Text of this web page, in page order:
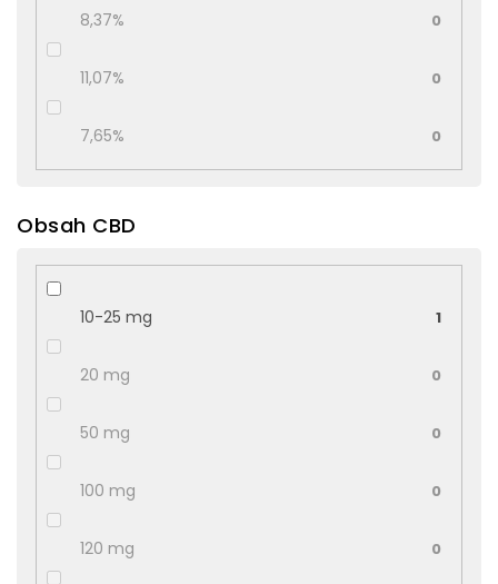
8,37% 0
11,07% 0
7,65% 0
Obsah CBD
10-25 mg 1
20 mg 0
50 mg 0
100 mg 0
120 mg 0